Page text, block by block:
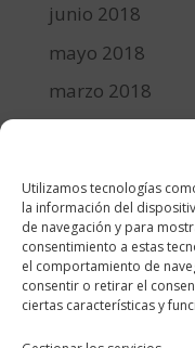
Utilizamos tecnologías
la información del
de navegación y para
consentimiento a estas
el comportamiento de
consentir o retirar el
ciertas características y
junio 2018
mayo 2018
marzo 2018
diciembre 2017
Categorías
cocina y recetas